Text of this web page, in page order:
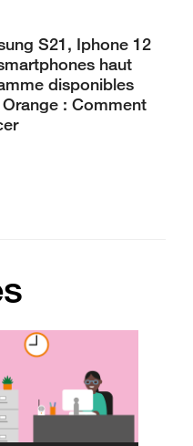
S21, Iphone 12
haut
disponibles
: Comment